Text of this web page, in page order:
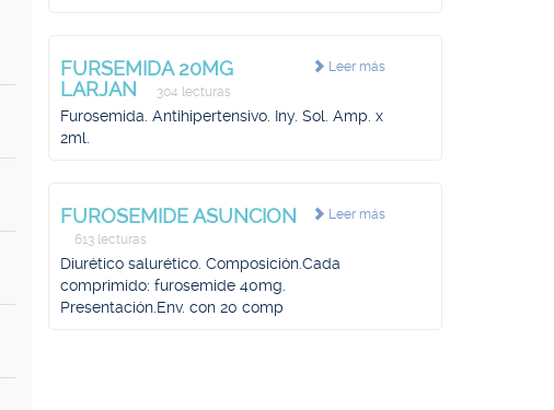
Leer más
FURSEMIDA 20MG
LARJAN
304 lecturas
Furosemida. Antihipertensivo. Iny. Sol. Amp. x
2ml.
Leer más
FUROSEMIDE ASUNCION
613 lecturas
Diurético salurético. Composición.Cada
comprimido: furosemide 40mg.
Presentación.Env. con 20 comp